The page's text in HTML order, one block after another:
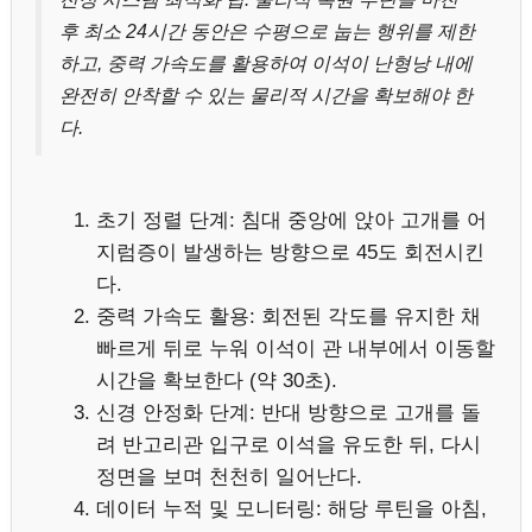
후 최소 24시간 동안은 수평으로 눕는 행위를 제한
하고, 중력 가속도를 활용하여 이석이 난형낭 내에
완전히 안착할 수 있는 물리적 시간을 확보해야 한
다.
초기 정렬 단계: 침대 중앙에 앉아 고개를 어
지럼증이 발생하는 방향으로 45도 회전시킨
다.
중력 가속도 활용: 회전된 각도를 유지한 채
빠르게 뒤로 누워 이석이 관 내부에서 이동할
시간을 확보한다 (약 30초).
신경 안정화 단계: 반대 방향으로 고개를 돌
려 반고리관 입구로 이석을 유도한 뒤, 다시
정면을 보며 천천히 일어난다.
데이터 누적 및 모니터링: 해당 루틴을 아침,